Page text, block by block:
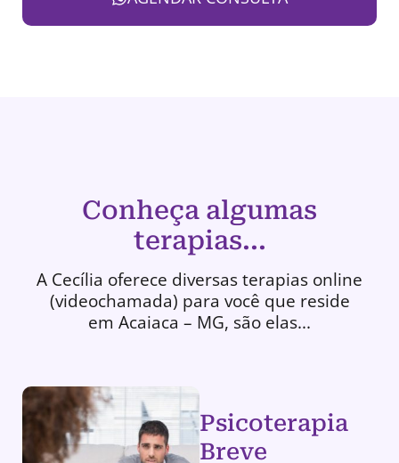
Conheça algumas
terapias...
A Cecília oferece diversas terapias online
(videochamada) para você que reside
em Acaiaca – MG, são elas...
Psicoterapia
Breve